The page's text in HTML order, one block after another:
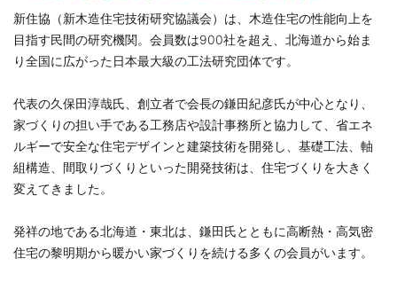
新住協（新木造住宅技術研究協議会）は、木造住宅の性能向上を
目指す民間の研究機関。会員数は900社を超え、北海道から始ま
り全国に広がった日本最大級の工法研究団体です。
代表の久保田淳哉氏、創立者で会長の鎌田紀彦氏が中心となり、
家づくりの担い手である工務店や設計事務所と協力して、省エネ
ルギーで安全な住宅デザインと建築技術を開発し、基礎工法、軸
組構造、間取りづくりといった開発技術は、住宅づくりを大きく
変えてきました。
発祥の地である北海道・東北は、鎌田氏とともに高断熱・高気密
住宅の黎明期から暖かい家づくりを続ける多くの会員がいます。